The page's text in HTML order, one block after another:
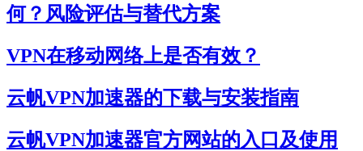
何？风险评估与替代方案
VPN在移动网络上是否有效？
云帆VPN加速器的下载与安装指南
云帆VPN加速器官方网站的入口及使用